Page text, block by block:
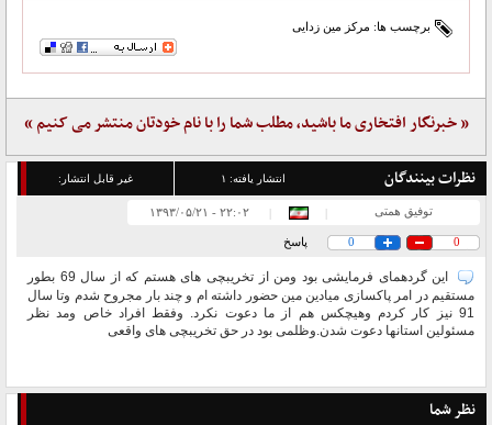
برچسب ها: مرکز مین زدایی
« خبرنگار افتخاری ما باشید، مطلب شما را با نام خودتان منتشر می کنیم »
نظرات بینندگان انتشار یافته: ۱ غیر قابل انتشار:
توفیق همتی ۲۲:۰۲ - ۱۳۹۳/۰۵/۲۱
0
0 پاسخ
این گردهمای فرمایشی بود ومن از تخریبچی های هستم که از سال 69 بطور
مستقیم در امر پاکسازی میادین مین حضور داشته ام و چند بار مجروح شدم وتا سال
91 نیز کار کردم وهیچکس هم از ما دعوت نکرد. وفقط افراد خاص ومد نظر
مسئولین استانها دعوت شدن.وظلمی بود در حق تخریبچی های واقعی
نظر شما